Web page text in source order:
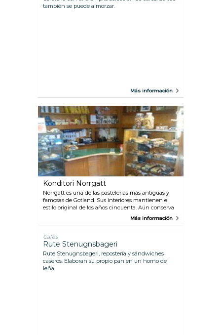
también se puede almorzar.
Más información
Konditori Norrgatt
Norrgatt es una de las pastelerías más antiguas y
famosas de Gotland. Sus interiores mantienen el
estilo original de los años cincuenta. Aún conserva
la máquina de discos, las lámparas y las luces de
Más información
Cafés
Rute Stenugnsbageri
Rute Stenugnsbageri, repostería y sándwiches
caseros. Elaboran su propio pan en un horno de
leña.